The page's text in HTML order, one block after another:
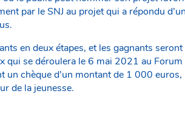
par le SNJ au projet qui a répondu
en deux étapes, et les gagnants seront
qui se déroulera le 6 mai 2021 au Forum
un chèque d’un montant de 1 000 euros,
de la jeunesse.